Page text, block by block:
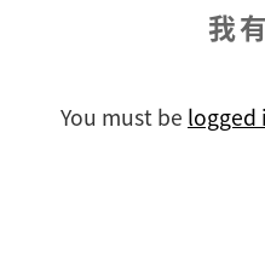
我
You must be logged